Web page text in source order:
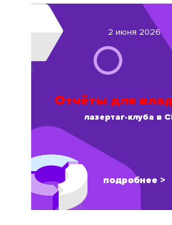
2 июня 2026
Отчёты для
лазертаг-клуба в
подробнее >